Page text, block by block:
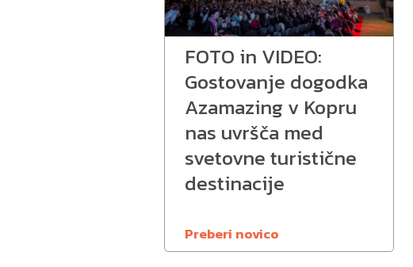
FOTO in VIDEO:
Gostovanje dogodka
Azamazing v Kopru
nas uvršča med
svetovne turistične
destinacije
Preberi novico